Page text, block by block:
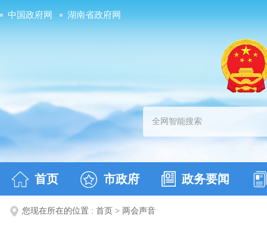
中国政府网 湖南省政府网
首页 市政府 政务要闻
您现在所在的位置 : 首页 > 两会声音